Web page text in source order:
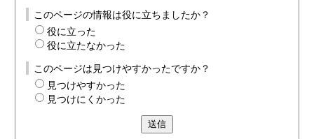
このページの情報は役に立ちましたか？
役に立った
役に立たなかった
このページは見つけやすかったですか？
見つけやすかった
見つけにくかった
送信